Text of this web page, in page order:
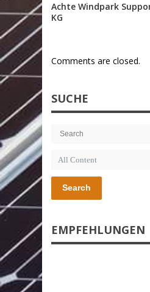
Achte Windpark
KG
Comments are closed.
SUCHE
Search
EMPFEHLUNGEN